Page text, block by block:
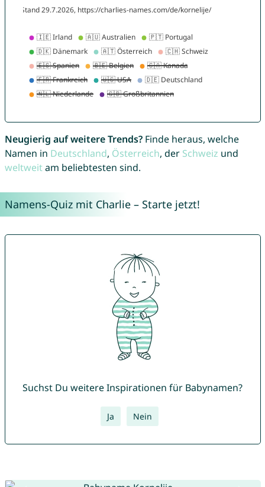
Neugierig auf weitere Trends?Finde heraus, welche
Namen in Deutschland, Österreich, der Schweiz und
weltweitam beliebtesten sind.
Namens-Quiz mit Charlie – Starte jetzt!
Suchst Du weitere Inspirationen für Babynamen?
Ja Nein